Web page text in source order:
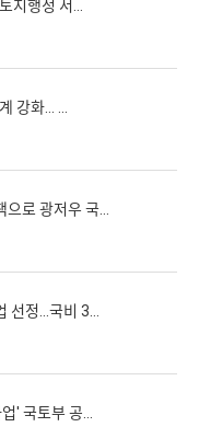
지행정 서…
강화… …
로 광저우 국…
선정…국비 3…
' 국토부 공…